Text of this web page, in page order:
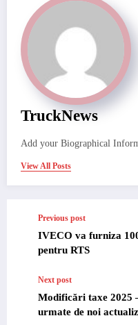
TruckNews
Add your Biographical
View All Posts
Previous post
IVECO va furniza
pentru RTS
Next post
Modificări taxe 2025
urmate de noi